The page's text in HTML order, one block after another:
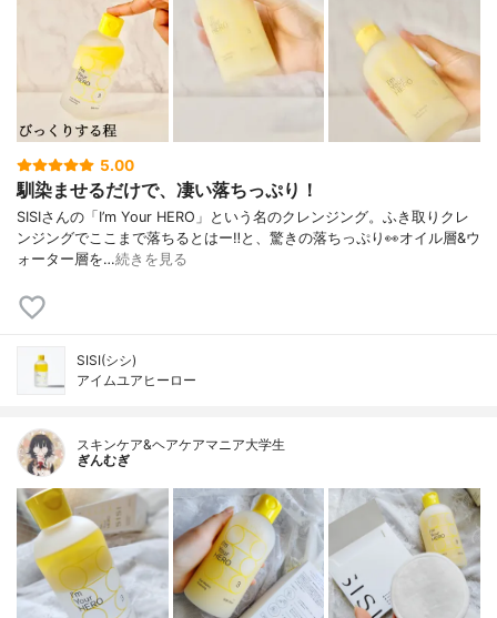
5.00
馴染ませるだけで、凄い落ちっぷり！
SISIさんの「I’m Your HERO」という名のクレンジング。ふき取りクレ
ンジングでここまで落ちるとはー‼︎と、驚きの落ちっぷり👀オイル層&ウ
ォーター層を…続きを見る
SISI(シシ)
アイムユアヒーロー
スキンケア&ヘアケアマニア大学生
ぎんむぎ